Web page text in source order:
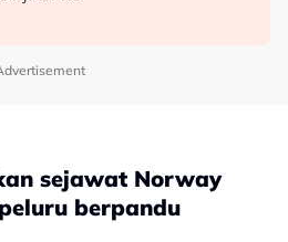
sejawat Norway
berpandu